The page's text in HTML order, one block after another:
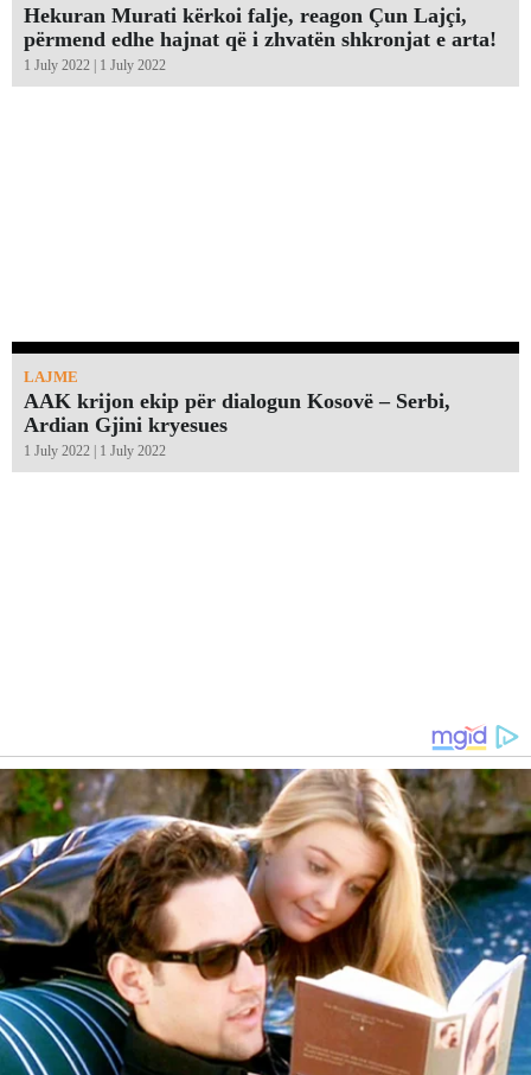
Hekuran Murati kërkoi falje, reagon Çun Lajçi,
përmend edhe hajnat që i zhvatën shkronjat e arta!￼
1 July 2022 | 1 July 2022
LAJME
AAK krijon ekip për dialogun Kosovë – Serbi,
Ardian Gjini kryesues
1 July 2022 | 1 July 2022